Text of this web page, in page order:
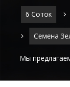
6 Соток
Семена
Мы